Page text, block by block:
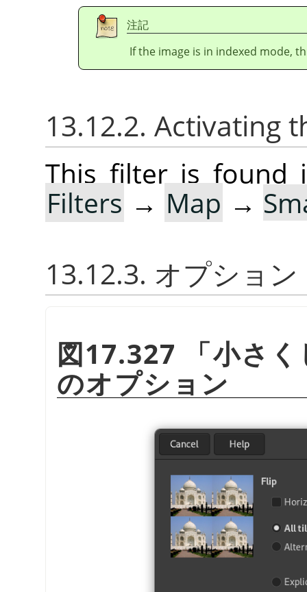
注記
If the image is in indexed mode,
13.12.2. Activating
This filter is found
Filters → Map →
13.12.3. オプション
図17.327 「小さ
のオプション